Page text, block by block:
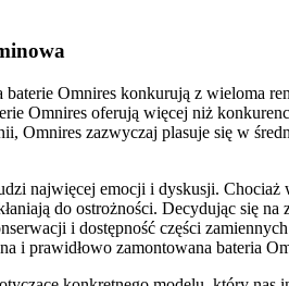
Omnires konkurują z wieloma
Omnires oferują więcej niż
Omnires zazwyczaj plasuje się w
najwięcej emocji i dyskusji.
do ostrożności. Decydując się
i dostępność części
i prawidłowo zamontowana bateria